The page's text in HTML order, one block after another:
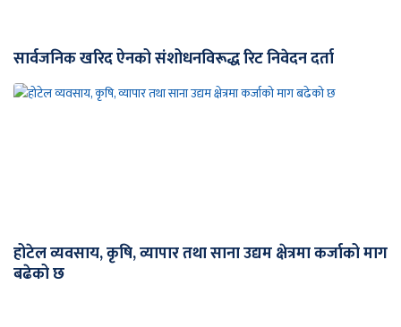
सार्वजनिक खरिद ऐनको संशोधनविरूद्ध रिट निवेदन दर्ता
होटेल व्यवसाय, कृषि, व्यापार तथा साना उद्यम क्षेत्रमा कर्जाको माग
बढेको छ